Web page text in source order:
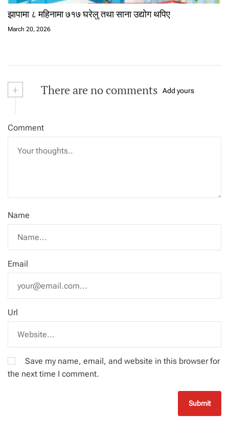
झापामा ८ महिनामा ७१७ घरेलु तथा साना उद्योग थपिए
March 20, 2026
+ There are no comments Add yours
Comment
Name
Email
Url
Save my name, email, and website in this browser for
the next time I comment.